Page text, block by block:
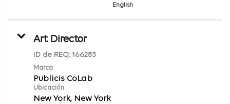
English
Art Director
ID de REQ: 166283
Marca
Publicis CoLab
Ubicación
New York, New York